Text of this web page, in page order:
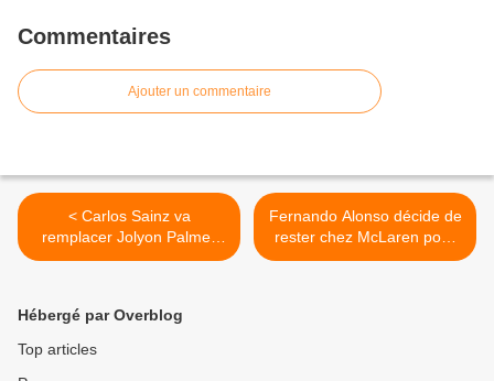
Commentaires
Ajouter un commentaire
< Carlos Sainz va
remplacer Jolyon Palmer
dès Austin
Fernando Alonso décide de
rester chez McLaren pour
2018 >
Hébergé par Overblog
Top articles